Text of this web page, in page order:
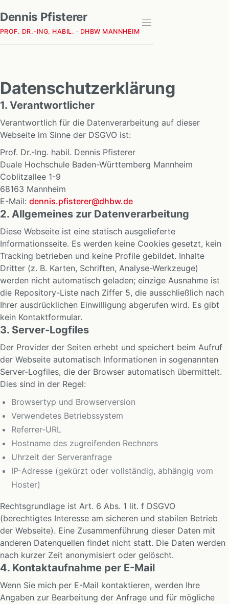
Dennis Pfisterer
PROF. DR.-ING. HABIL. · DHBW MANNHEIM
Datenschutzerklärung
1. Verantwortlicher
Verantwortlich für die Datenverarbeitung auf dieser
Webseite im Sinne der DSGVO ist:
Prof. Dr.-Ing. habil. Dennis Pfisterer
Duale Hochschule Baden-Württemberg Mannheim
Coblitzallee 1-9
68163 Mannheim
E-Mail: dennis.pfisterer@dhbw.de
2. Allgemeines zur Datenverarbeitung
Diese Webseite ist eine statisch ausgelieferte
Informationsseite. Es werden keine Cookies gesetzt, kein
Tracking betrieben und keine Profile gebildet. Inhalte
Dritter (z. B. Karten, Schriften, Analyse-Werkzeuge)
werden nicht automatisch geladen; einzige Ausnahme ist
die Repository-Liste nach Ziffer 5, die ausschließlich nach
Ihrer ausdrücklichen Einwilligung abgerufen wird. Es gibt
kein Kontaktformular.
3. Server-Logfiles
Der Provider der Seiten erhebt und speichert beim Aufruf
der Webseite automatisch Informationen in sogenannten
Server-Logfiles, die der Browser automatisch übermittelt.
Dies sind in der Regel:
Browsertyp und Browserversion
Verwendetes Betriebssystem
Referrer-URL
Hostname des zugreifenden Rechners
Uhrzeit der Serveranfrage
IP-Adresse (gekürzt oder vollständig, abhängig vom
Hoster)
Rechtsgrundlage ist Art. 6 Abs. 1 lit. f DSGVO
(berechtigtes Interesse am sicheren und stabilen Betrieb
der Webseite). Eine Zusammenführung dieser Daten mit
anderen Datenquellen findet nicht statt. Die Daten werden
nach kurzer Zeit anonymisiert oder gelöscht.
4. Kontaktaufnahme per E-Mail
Wenn Sie mich per E-Mail kontaktieren, werden Ihre
Angaben zur Bearbeitung der Anfrage und für mögliche